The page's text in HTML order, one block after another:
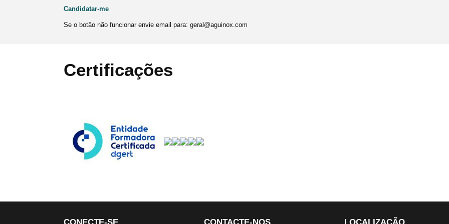
Candidatar-me
Se o botão não funcionar envie email para: geral@aguinox.com
Certificações